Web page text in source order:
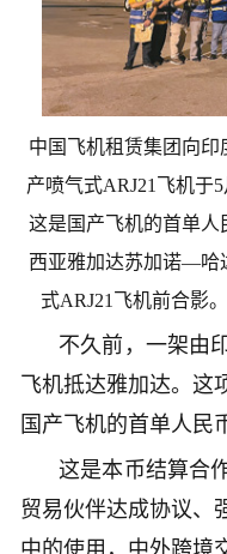
中国飞机租赁集团向印
产喷气式ARJ21飞机于
这是国产飞机的首单人
西亚雅加达苏加诺—哈
式ARJ21飞机前合影
不久前，一架由
飞机抵达雅加达。
国产飞机的首单人民
这是本币结算合
贸易伙伴达成协议、